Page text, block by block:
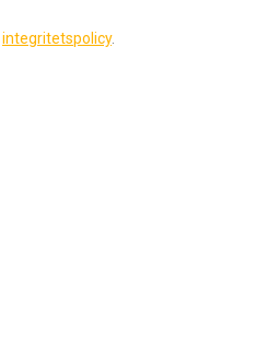
integritetspolicy.